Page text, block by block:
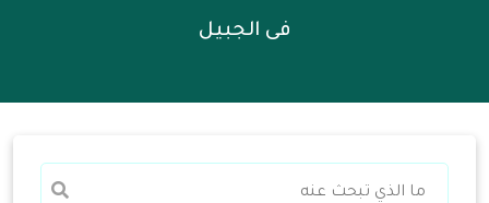
فى الجبيل